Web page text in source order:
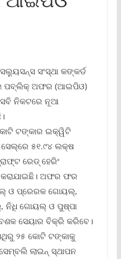
ସଂସ୍ଥା କଙ୍କର୍ଡ
ପବ୍ଲିକ୍ ଅଫର (ଆଇପିଓ)
ନିକଟରେ ନୂଆ
ଟଙ୍କାର ଇକ୍ୱିଟି
୫୧.୯୪ ଲକ୍ଷ
ରେଡ୍ ହେରିଂ
ଅଫର ଫର
ଓ ପ୍ରେରକ ଗୋୟଲ୍‌,
ନିଧି ଗୋୟଲ୍ ଓ ପୁଷ୍ପା
ସେୟାର ବିକ୍ରି କରିବେ।
୨୫ କୋଟି ଟଙ୍କାକୁ
ଲାଇନ୍ ସ୍ଥାପନ